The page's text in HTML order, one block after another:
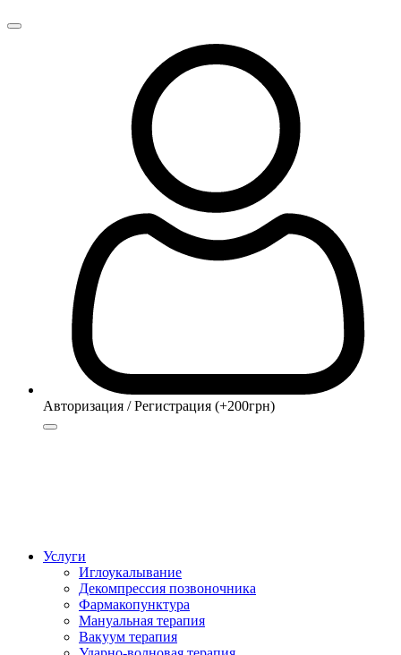
Авторизация / Регистрация (+200грн)
Услуги
Иглоукалывание
Декомпрессия позвоночника
Фармакопунктура
Мануальная терапия
Вакуум терапия